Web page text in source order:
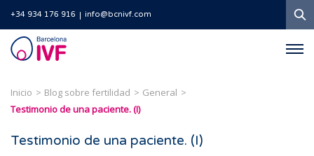
+34 934 176 916 info@bcnivf.com
Barcelona
IVF
Inicio Blog sobre fertilidad
General
Testimonio de una paciente. (I)
Testimonio de una paciente. (I)